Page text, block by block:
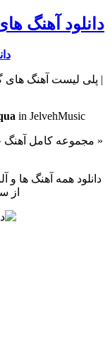
دانلود آهنگ
| پلی لیست آهنگ های
in JelvehMusic
« مجموعه کامل آهنگ
دانلود همه آهنگ ها و
از